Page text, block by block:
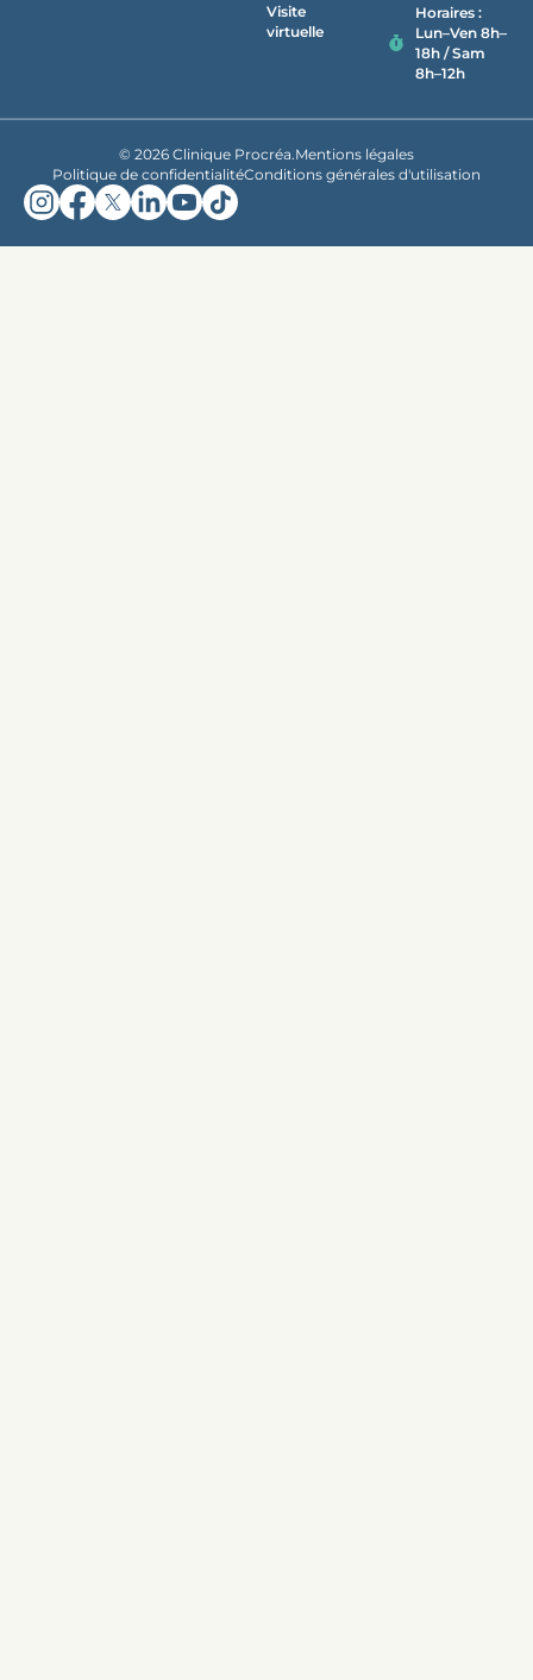
Visite
virtuelle
Horaires :
Lun–Ven 8h–
18h / Sam
8h–12h
© 2026 Clinique Procréa.Mentions légales
Politique de confidentialitéConditions générales d'utilisation